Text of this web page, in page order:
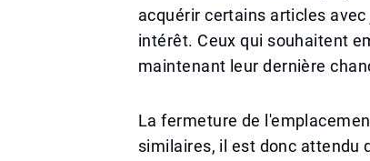
acquérir certains articles
intérêt. Ceux qui souhaitent
maintenant leur dernière
La fermeture de
similaires, il est donc attendu